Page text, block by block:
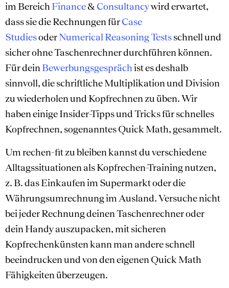
im Bereich Finance& Consultancywird erwartet,
dass sie die Rechnungen fürCase
StudiesoderNumerical Reasoning Testsschnell und
sicher ohne Taschenrechner durchführen können.
Für dein Bewerbungsgesprächist es deshalb
sinnvoll, die schriftliche Multiplikation und Division
zu wiederholen und Kopfrechnen zu üben. Wir
haben einige Insider-Tipps und Tricks für schnelles
Kopfrechnen, sogenanntes Quick Math, gesammelt.
Um rechen-fit zu bleiben kannst du verschiedene
Alltagssituationen als Kopfrechen-Training nutzen,
z. B. das Einkaufen im Supermarkt oder die
Währungsumrechnung im Ausland. Versuche nicht
bei jeder Rechnung deinen Taschenrechner oder
dein Handy auszupacken, mit sicheren
Kopfrechenkünsten kann man andere schnell
beeindrucken und von den eigenen Quick Math
Fähigkeiten überzeugen.